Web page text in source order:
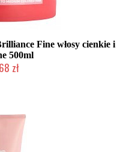
Fine włosy cienkie i
500ml
zł